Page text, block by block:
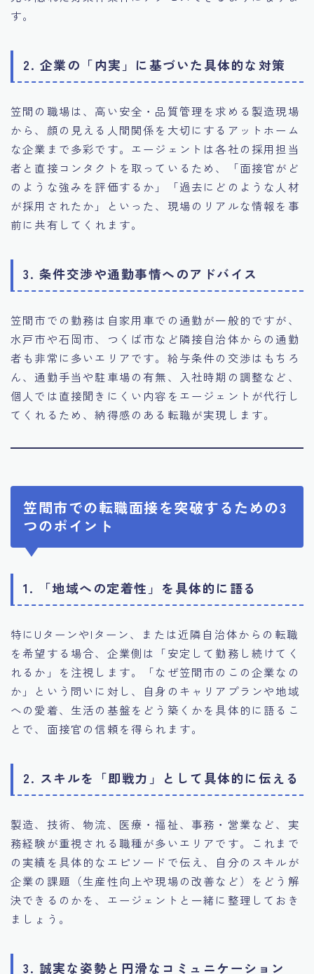
す。
2. 企業の「内実」に基づいた具体的な対策
笠間の職場は、高い安全・品質管理を求める製造現場
から、顔の見える人間関係を大切にするアットホーム
な企業まで多彩です。エージェントは各社の採用担当
者と直接コンタクトを取っているため、「面接官がど
のような強みを評価するか」「過去にどのような人材
が採用されたか」といった、現場のリアルな情報を事
前に共有してくれます。
3. 条件交渉や通勤事情へのアドバイス
笠間市での勤務は自家用車での通勤が一般的ですが、
水戸市や石岡市、つくば市など隣接自治体からの通勤
者も非常に多いエリアです。給与条件の交渉はもちろ
ん、通勤手当や駐車場の有無、入社時期の調整など、
個人では直接聞きにくい内容をエージェントが代行し
てくれるため、納得感のある転職が実現します。
笠間市での転職面接を突破するための3
つのポイント
1. 「地域への定着性」を具体的に語る
特にUターンやIターン、または近隣自治体からの転職
を希望する場合、企業側は「安定して勤務し続けてく
れるか」を注視します。「なぜ笠間市のこの企業なの
か」という問いに対し、自身のキャリアプランや地域
への愛着、生活の基盤をどう築くかを具体的に語るこ
とで、面接官の信頼を得られます。
2. スキルを「即戦力」として具体的に伝える
製造、技術、物流、医療・福祉、事務・営業など、実
務経験が重視される職種が多いエリアです。これまで
の実績を具体的なエピソードで伝え、自分のスキルが
企業の課題（生産性向上や現場の改善など）をどう解
決できるのかを、エージェントと一緒に整理しておき
ましょう。
3. 誠実な姿勢と円滑なコミュニケーション